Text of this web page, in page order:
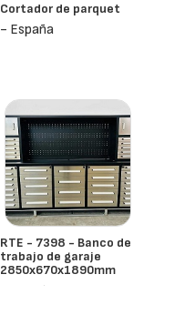
Cortador de parquet
- España
RTE - 7398 - Banco de
trabajo de garaje
2850x670x1890mm
- España